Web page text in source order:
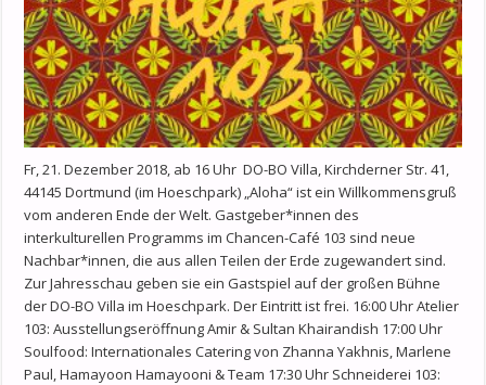
Fr, 21. Dezember 2018, ab 16 Uhr DO-BO Villa, Kirchderner Str. 41,
44145 Dortmund (im Hoeschpark) „Aloha“ ist ein Willkommensgruß
vom anderen Ende der Welt. Gastgeber*innen des
interkulturellen Programms im Chancen-Café 103 sind neue
Nachbar*innen, die aus allen Teilen der Erde zugewandert sind.
Zur Jahresschau geben sie ein Gastspiel auf der großen Bühne
der DO-BO Villa im Hoeschpark. Der Eintritt ist frei. 16:00 Uhr Atelier
103: Ausstellungseröffnung Amir & Sultan Khairandish 17:00 Uhr
Soulfood: Internationales Catering von Zhanna Yakhnis, Marlene
Paul, Hamayoon Hamayooni & Team 17:30 Uhr Schneiderei 103: